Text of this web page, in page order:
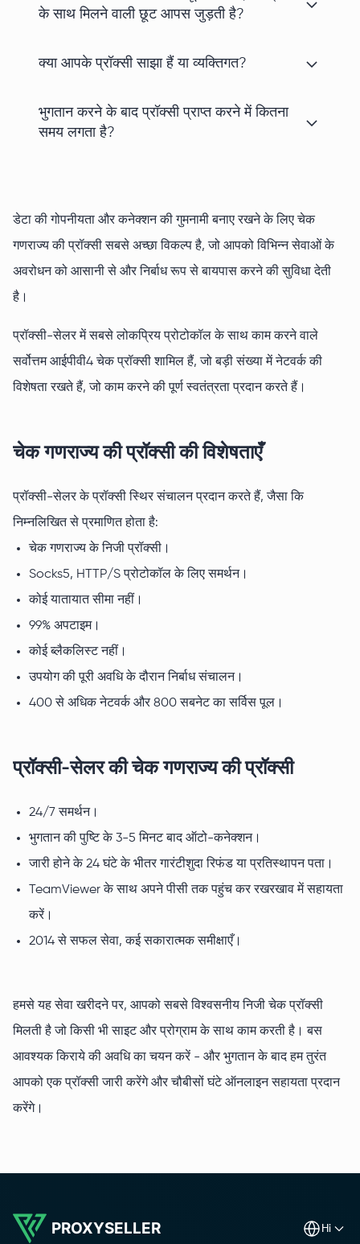
के साथ मिलने वाली छूट आपस जुड़ती है?
क्या आपके प्रॉक्सी साझा हैं या व्यक्तिगत?
भुगतान करने के बाद प्रॉक्सी प्राप्त करने में कितना
समय लगता है?
डेटा की गोपनीयता और कनेक्शन की गुमनामी बनाए रखने के लिए चेक
गणराज्य की प्रॉक्सी सबसे अच्छा विकल्प है, जो आपको विभिन्न सेवाओं के
अवरोधन को आसानी से और निर्बाध रूप से बायपास करने की सुविधा देती
है।
प्रॉक्सी-सेलर में सबसे लोकप्रिय प्रोटोकॉल के साथ काम करने वाले
सर्वोत्तम आईपीवी4 चेक प्रॉक्सी शामिल हैं, जो बड़ी संख्या में नेटवर्क की
विशेषता रखते हैं, जो काम करने की पूर्ण स्वतंत्रता प्रदान करते हैं।
चेक गणराज्य की प्रॉक्सी की विशेषताएँ
प्रॉक्सी-सेलर के प्रॉक्सी स्थिर संचालन प्रदान करते हैं, जैसा कि
निम्नलिखित से प्रमाणित होता है:
चेक गणराज्य के निजी प्रॉक्सी।
Socks5, HTTP/S प्रोटोकॉल के लिए समर्थन।
कोई यातायात सीमा नहीं।
99% अपटाइम।
कोई ब्लैकलिस्ट नहीं।
उपयोग की पूरी अवधि के दौरान निर्बाध संचालन।
400 से अधिक नेटवर्क और 800 सबनेट का सर्विस पूल।
प्रॉक्सी-सेलर की चेक गणराज्य की प्रॉक्सी
24/7 समर्थन।
भुगतान की पुष्टि के 3-5 मिनट बाद ऑटो-कनेक्शन।
जारी होने के 24 घंटे के भीतर गारंटीशुदा रिफंड या प्रतिस्थापन पता।
TeamViewer के साथ अपने पीसी तक पहुंच कर रखरखाव में सहायता
करें।
2014 से सफल सेवा, कई सकारात्मक समीक्षाएँ।
हमसे यह सेवा खरीदने पर, आपको सबसे विश्वसनीय निजी चेक प्रॉक्सी
मिलती है जो किसी भी साइट और प्रोग्राम के साथ काम करती है। बस
आवश्यक किराये की अवधि का चयन करें - और भुगतान के बाद हम तुरंत
आपको एक प्रॉक्सी जारी करेंगे और चौबीसों घंटे ऑनलाइन सहायता प्रदान
करेंगे।
PROXYSELLER hi